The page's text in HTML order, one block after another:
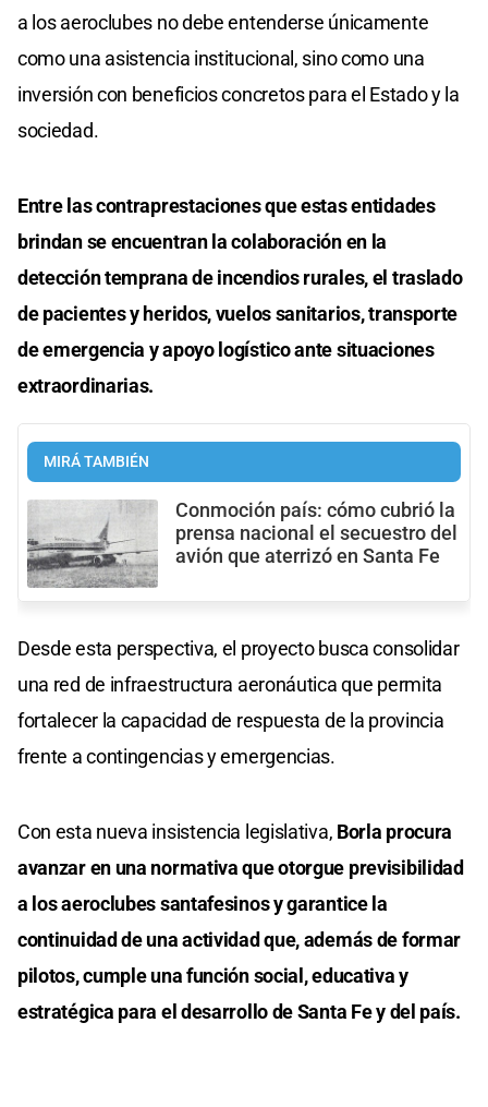
a los aeroclubes no debe entenderse únicamente
como una asistencia institucional, sino como una
inversión con beneficios concretos para el Estado y la
sociedad.
Entre las contraprestaciones que estas entidades
brindan se encuentran la colaboración en la
detección temprana de incendios rurales, el traslado
de pacientes y heridos, vuelos sanitarios, transporte
de emergencia y apoyo logístico ante situaciones
extraordinarias.
MIRÁ TAMBIÉN
Conmoción país: cómo cubrió la
prensa nacional el secuestro del
avión que aterrizó en Santa Fe
Desde esta perspectiva, el proyecto busca consolidar
una red de infraestructura aeronáutica que permita
fortalecer la capacidad de respuesta de la provincia
frente a contingencias y emergencias.
Con esta nueva insistencia legislativa, Borla procura
avanzar en una normativa que otorgue previsibilidad
a los aeroclubes santafesinos y garantice la
continuidad de una actividad que, además de formar
pilotos, cumple una función social, educativa y
estratégica para el desarrollo de Santa Fe y del país.